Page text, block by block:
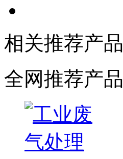
相关推荐产品
全网推荐产品